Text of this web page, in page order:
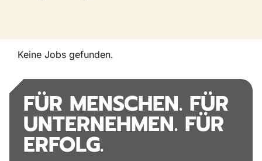
Keine Jobs gefunden.
FÜR MENSCHEN. FÜR
UNTERNEHMEN. FÜR
ERFOLG.